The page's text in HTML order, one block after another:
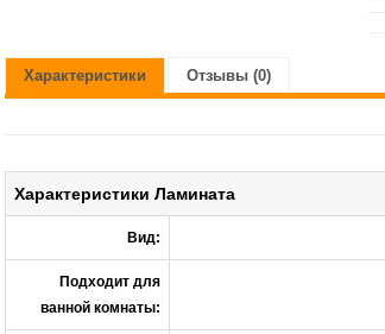
Характеристики Отзывы (0)
Характеристики Ламината
Вид:
Подходит для
ванной комнаты: